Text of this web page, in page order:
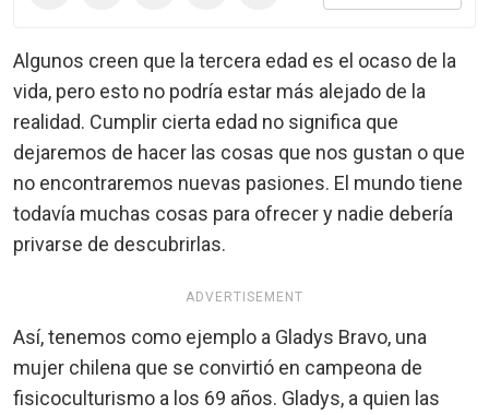
Algunos creen que la tercera edad es el ocaso de la
vida, pero esto no podría estar más alejado de la
realidad. Cumplir cierta edad no significa que
dejaremos de hacer las cosas que nos gustan o que
no encontraremos nuevas pasiones. El mundo tiene
todavía muchas cosas para ofrecer y nadie debería
privarse de descubrirlas.
ADVERTISEMENT
Así, tenemos como ejemplo a Gladys Bravo, una
mujer chilena que se convirtió en campeona de
fisicoculturismo a los 69 años. Gladys, a quien las